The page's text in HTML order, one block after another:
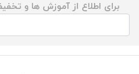
برای اطلاع از آموزش ها و